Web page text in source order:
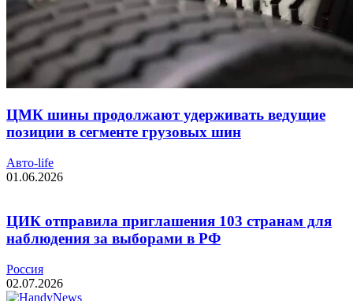
ЦМК шины продолжают удерживать ведущие
позиции в сегменте грузовых шин
Авто-life
01.06.2026
ЦИК отправила приглашения 103 странам для
наблюдения за выборами в РФ
Россия
02.07.2026